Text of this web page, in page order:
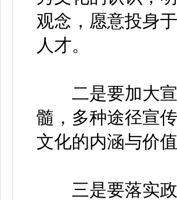
观念，愿意投身
人才。
二是要加大宣
髓，多种途径宣
文化的内涵与价
三是要落实政